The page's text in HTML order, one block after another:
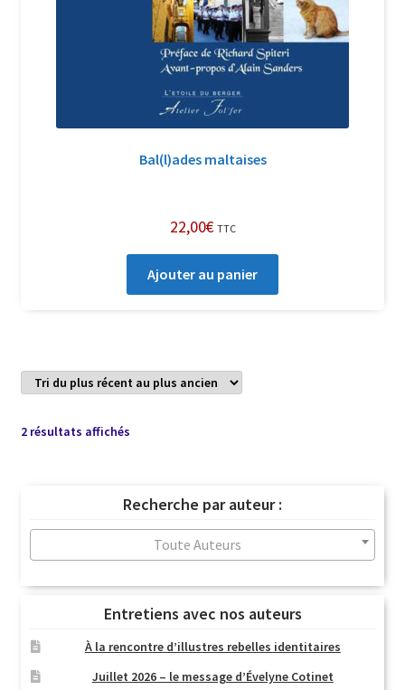
Bal(l)ades maltaises
22,00€ TTC
Ajouter au panier
2 résultats affichésTrié
au
plus
ancien
Recherche par auteur :
Toute Auteurs
Entretiens avec nos auteurs
À la rencontre d’illustres rebelles identitaires
Juillet 2026 – le message d’Évelyne Cotinet